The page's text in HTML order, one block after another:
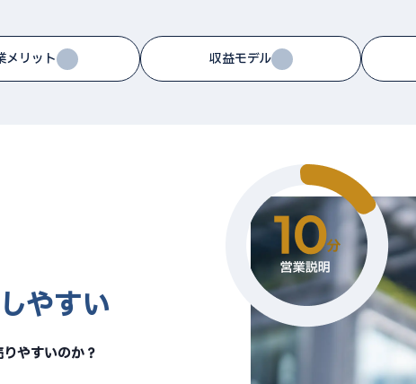
メリット 収益モデル
やすい
やすいのか？